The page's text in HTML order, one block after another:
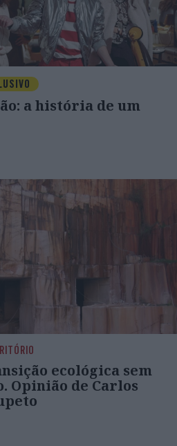
para evitar enfrentar as
para dentro do seu próprio
se aglutina em unidade. Quem
ou idealismo”
a história de um
ecológica sem
Opinião de Carlos